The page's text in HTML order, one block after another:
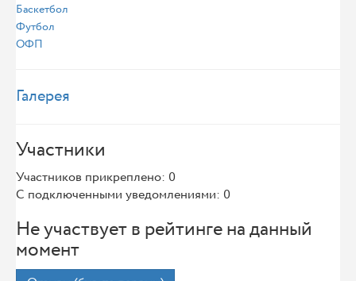
Баскетбол
Футбол
ОФП
Галерея
Участники
Участников прикреплено: 0
С подключенными уведомлениями: 0
Не участвует в рейтинге на данный
момент